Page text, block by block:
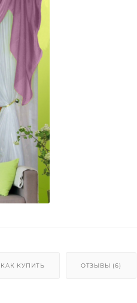
КАК КУПИТЬ ОТЗЫВЫ (6)